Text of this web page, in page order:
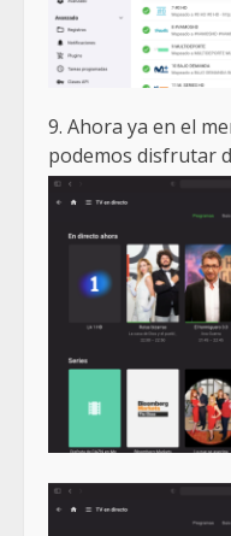
9. Ahora ya en el
podemos disfrutar